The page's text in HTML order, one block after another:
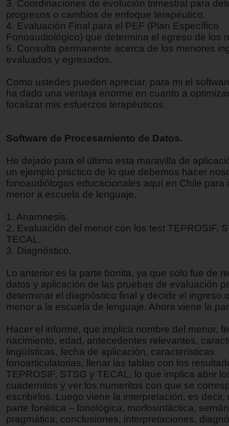
3. Coordinaciones de evolución trimestral para
progresos o cambios de enfoque terapéutico.
4. Evaluación Final para el PEF (Plan Específico
Fonoaudiológico) que determina el egreso de los
5. Consulta permanente acerca de los menores
evaluados y egresados.
Como ustedes pueden apreciar, para mi el
ha dado una ventaja enorme en cuanto a
focalizar mis esfuerzos terapéuticos.
Software de Procesamiento de Datos.
He dejado para el último esta maravilla de
un ejemplo práctico de lo que debemos hacer
fonoaudiólogos educacionales aquí en Chile para
menor a escuela de lenguaje.
1. Anamnesis.
2. Evaluación del menor con los test TEPROSIF,
TECAL.
3. Diagnóstico.
Lo anterior es la parte bonita, ya que solo fue de
datos y aplicación de las pruebas de evaluación
determinar el diagnóstico final y decidir el ingreso
menor a la escuela de lenguaje. Ahora viene la
Hacer el informe, que implica nombre del menor,
nacimiento, edad, antecedentes relevantes,
lingüísticas, fecha de aplicación, características
fonoarticulatorias, llenar las tablas con los
TEPROSIF, STSG y TECAL, lo que implica abrir
cuadernitos y ver los numeritos con que se
escribirlos. Luego viene la interpretación, es decir,
parte fonética – fonológica, morfosintáctica,
pragmática, conclusiones, interpretaciones,